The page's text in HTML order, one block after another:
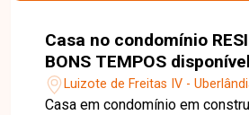
Casa no condomínio
BONS TEMPOS
em Uberlândia-MG
Luizote de Freitas IV -
Casa em condomínio em